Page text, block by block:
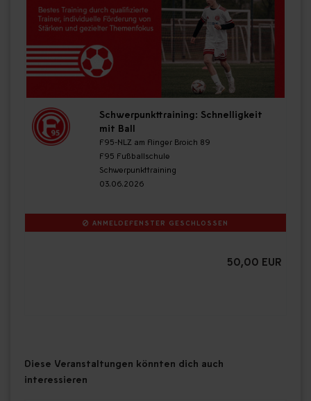
Schwerpunkttraining: Schnelligkeit
mit Ball
F95-NLZ am Flinger Broich 89
F95 Fußballschule
Schwerpunkttraining
03.06.2026
ANMELDEFENSTER GESCHLOSSEN
50,00 EUR
Diese Veranstaltungen könnten dich auch
interessieren